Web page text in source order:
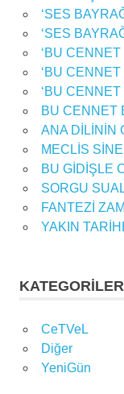
‘SES
‘SES
‘BU
‘BU
‘BU
BU CENNET
ANA DİLİNİN
MECLİS
BU GİDİŞLE
SORGU
FANTEZİ
YAKIN
KATEGORILER
CeTVeL
Diğer
YeniGün